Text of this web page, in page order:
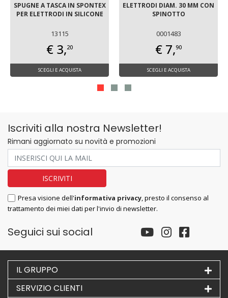
SPUGNE A TASCA IN SPONTEX
PER ELETTRODI IN SILICONE
13115
€ 3,20
SCEGLI E ACQUISTA
ELETTRODI DIAM. 30 MM CON
SPINOTTO
0001483
€ 7,90
SCEGLI E ACQUISTA
Iscriviti alla nostra Newsletter!
Rimani aggiornato su novità e promozioni
Presa visione dell'informativa privacy , presto il consenso al
trattamento dei miei dati per l'invio di newsletter.
Seguici sui social
IL GRUPPO
SERVIZIO CLIENTI